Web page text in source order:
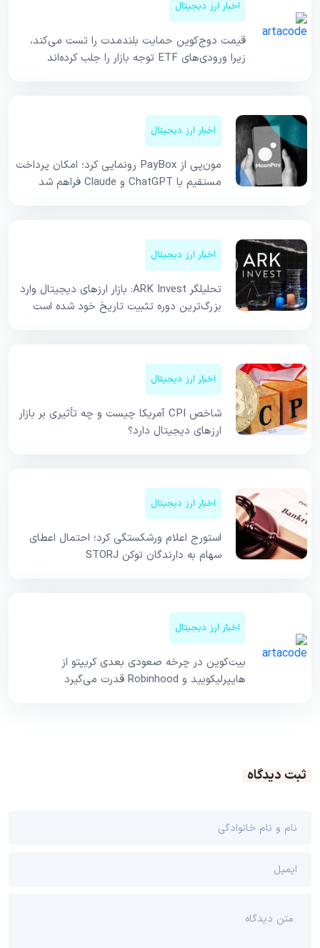
اخبار ارز دیجیتال
قیمت دوج‌کوین حمایت بلندمدت را تست می‌کند،
زیرا ورودی‌های ETF توجه بازار را جلب کرده‌اند
اخبار ارز دیجیتال
مون‌پی از PayBox رونمایی کرد؛ امکان پرداخت
مستقیم با ChatGPT و Claude فراهم شد
اخبار ارز دیجیتال
تحلیلگر ARK Invest: بازار ارزهای دیجیتال وارد
بزرگ‌ترین دوره تثبیت تاریخ خود شده است
اخبار ارز دیجیتال
شاخص CPI آمریکا چیست و چه تأثیری بر بازار
ارزهای دیجیتال دارد؟
اخبار ارز دیجیتال
استورج اعلام ورشکستگی کرد؛ احتمال اعطای
سهام به دارندگان توکن STORJ
اخبار ارز دیجیتال
بیت‌کوین در چرخه صعودی بعدی کریپتو از
هایپرلیکویید و Robinhood قدرت می‌گیرد
ثبت دیدگاه